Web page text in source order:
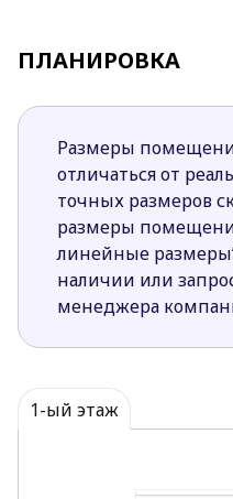
натуральным
дневного света
Интерьер
функциональные
расположилась
Приватная часть
стороны сада.
В приватной зоне
предусмотрены
кладовая,
ПЛАНИРОВКА
Размеры
отличаться от
точных размеров
размеры
линейные
наличии или
менеджера
1-ый этаж